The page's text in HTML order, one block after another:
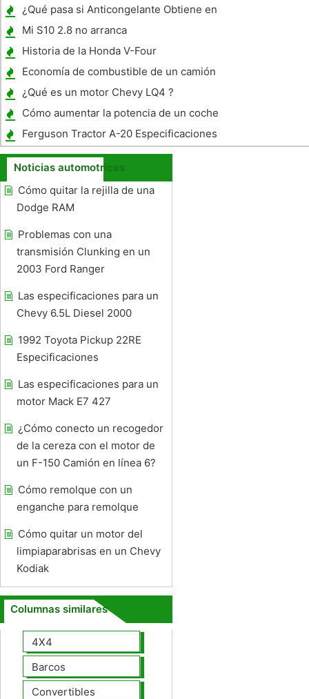
¿Qué pasa si Anticongelante Obtiene en
líquido de la transmisión automática?
Mi S10 2.8 no arranca
Historia de la Honda V-Four
Economía de combustible de un camión
Chevrolet 7.4L 1998
¿Qué es un motor Chevy LQ4 ?
Cómo aumentar la potencia de un coche
turboalimentado
Ferguson Tractor A-20 Especificaciones
Noticias automotrices
Cómo quitar la rejilla de una
Dodge RAM
Problemas con una
transmisión Clunking en un
2003 Ford Ranger
Las especificaciones para un
Chevy 6.5L Diesel 2000
1992 Toyota Pickup 22RE
Especificaciones
Las especificaciones para un
motor Mack E7 427
¿Cómo conecto un recogedor
de la cereza con el motor de
un F-150 Camión en línea 6?
Cómo remolque con un
enganche para remolque
Cómo quitar un motor del
limpiaparabrisas en un Chevy
Kodiak
Columnas similares
4X4
Barcos
Convertibles